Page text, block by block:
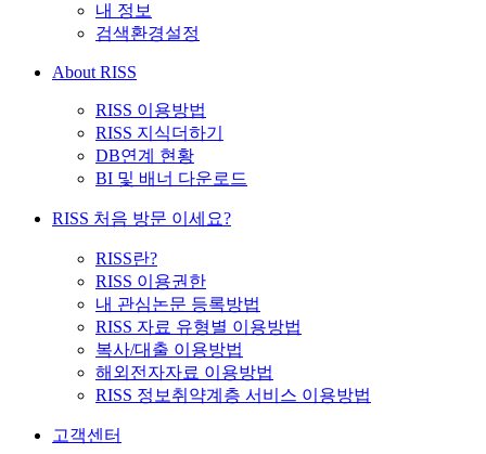
내 정보
검색환경설정
About RISS
RISS 이용방법
RISS 지식더하기
DB연계 현황
BI 및 배너 다운로드
RISS 처음 방문 이세요?
RISS란?
RISS 이용권한
내 관심논문 등록방법
RISS 자료 유형별 이용방법
복사/대출 이용방법
해외전자자료 이용방법
RISS 정보취약계층 서비스 이용방법
고객센터